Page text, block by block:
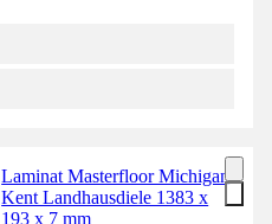
Laminat Masterfloor Michigan
Kent Landhausdiele 1383 x
193 x 7 mm